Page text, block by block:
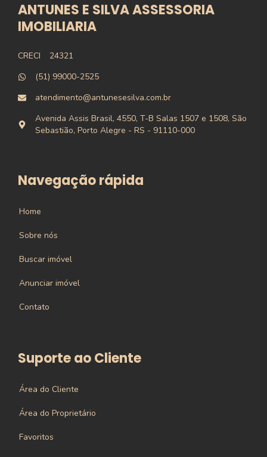
ANTUNES E SILVA ASSESSORIA
IMOBILIARIA
CRECI
24321
(51) 99000-2525
atendimento@antunesesilva.com.br
Avenida Assis Brasil, 4550, T-B Salas 1507 e 1508, São
Sebastião, Porto Alegre - RS - 91110-000
Navegação rápida
Home
Sobre nós
Buscar imóvel
Anunciar imóvel
Contato
Suporte ao Cliente
Área do Cliente
Área do Proprietário
Favoritos